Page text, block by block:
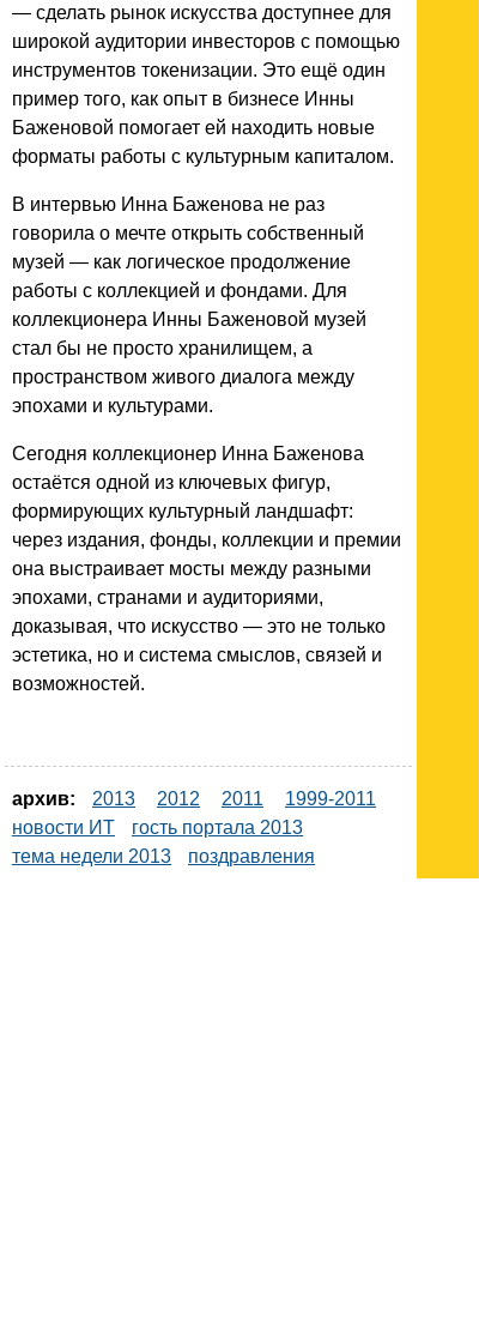
— сделать рынок искусства доступнее для
широкой аудитории инвесторов с помощью
инструментов токенизации. Это ещё один
пример того, как опыт в бизнесе Инны
Баженовой помогает ей находить новые
форматы работы с культурным капиталом.
В интервью Инна Баженова не раз
говорила о мечте открыть собственный
музей — как логическое продолжение
работы с коллекцией и фондами. Для
коллекционера Инны Баженовой музей
стал бы не просто хранилищем, а
пространством живого диалога между
эпохами и культурами.
Сегодня коллекционер Инна Баженова
остаётся одной из ключевых фигур,
формирующих культурный ландшафт:
через издания, фонды, коллекции и премии
она выстраивает мосты между разными
эпохами, странами и аудиториями,
доказывая, что искусство — это не только
эстетика, но и система смыслов, связей и
возможностей.
архив: 2013 2012 2011
1999-2011
новости ИТ
гость портала 2013
тема недели 2013
поздравления